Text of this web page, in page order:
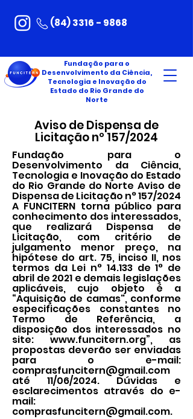
(84) 3316 - 9868
Fundação para o
Desenvolvimento da Ciência,
Tecnologia e Inovação do
Estado do Rio Grande do
Norte
Aviso de Dispensa de
Licitação nº 157/2024
Fundação para o
Desenvolvimento da Ciência,
Tecnologia e Inovação do Estado
do Rio Grande do Norte Aviso de
Dispensa de Licitação n° 157/2024
A FUNCITERN torna público para
conhecimento dos interessados,
que realizará Dispensa de
Licitação, com critério de
julgamento menor preço, na
hipótese do art. 75, inciso II, nos
termos da Lei n° 14.133 de 1° de
abril de 2021 e demais legislações
aplicáveis, cujo objeto é a
“Aquisição de camas", conforme
especificações constantes no
Termo de Referência, a
disposição dos interessados no
site:www.funcitern.org”, as
propostas deverão ser enviadas
para o e-mail:
comprasfuncitern@gmail.com
até 11/06/2024. Dúvidas e
esclarecimentos através do e-
mail:
comprasfuncitern@gmail.com.